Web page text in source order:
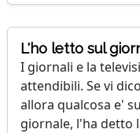
L'ho letto sul
I giornali e la
attendibili. Se vi
allora qualcosa e'
giornale, l'ha detto